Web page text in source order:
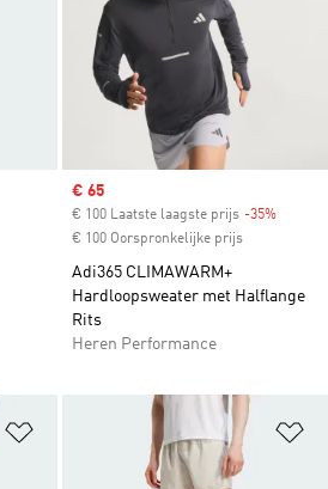
Sale price
€ 65
€ 100 Laatste laagste prijs -35%
€ 100 Oorspronkelijke prijs
Adi365 CLIMAWARM+
Hardloopsweater met Halflange
Rits
Heren Performance
Op verlanglijst zetten